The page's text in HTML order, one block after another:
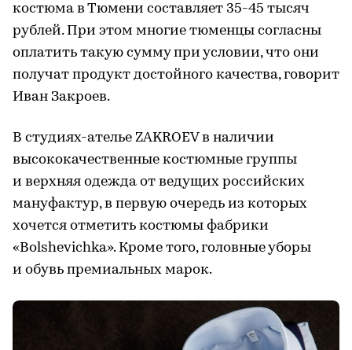
костюма в Тюмени составляет 35-45 тысяч
рублей. При этом многие тюменцы согласны
оплатить такую сумму при условии, что они
получат продукт достойного качества, говорит
Иван Закроев.
В студиях-ателье ZAKROEV в наличии
высококачественные костюмные группы
и верхняя одежда от ведущих российских
мануфактур, в первую очередь из которых
хочется отметить костюмы фабрики
«Bolshevichka». Кроме того, головные уборы
и обувь премиальных марок.